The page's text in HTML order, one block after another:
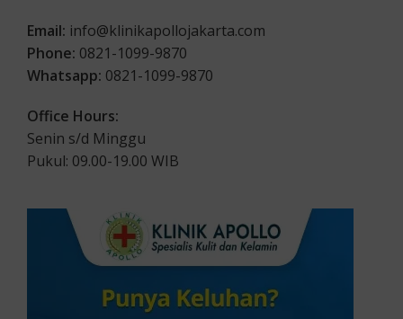
Email: info@klinikapollojakarta.com
Phone: 0821-1099-9870
Whatsapp: 0821-1099-9870
Office Hours:
Senin s/d Minggu
Pukul: 09.00-19.00 WIB